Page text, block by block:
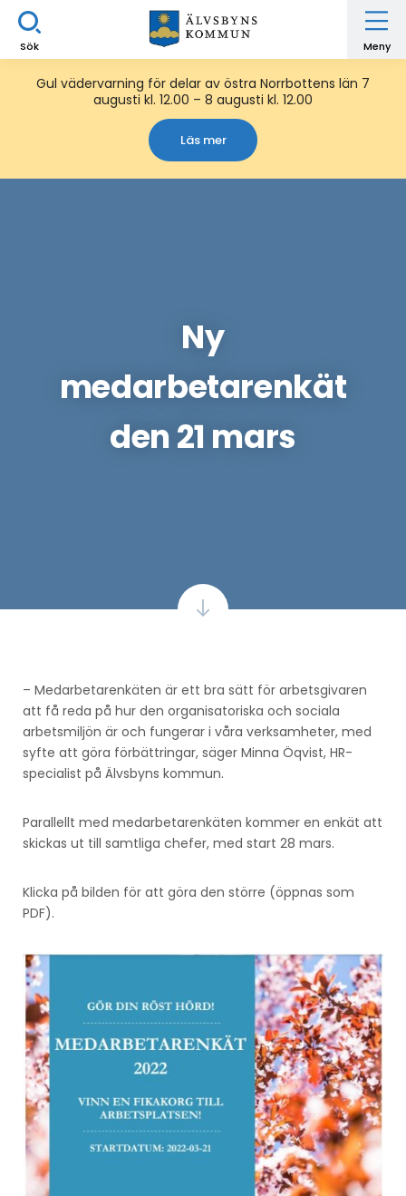
Sök Meny
Gul vädervarning för delar av östra Norrbottens län 7
augusti kl. 12.00 – 8 augusti kl. 12.00
Läs mer
Ny
medarbetarenkät
den 21 mars
– Medarbetarenkäten är ett bra sätt för arbetsgivaren
att få reda på hur den organisatoriska och sociala
arbetsmiljön är och fungerar i våra verksamheter, med
syfte att göra förbättringar, säger Minna Öqvist, HR-
specialist på Älvsbyns kommun.
Parallellt med medarbetarenkäten kommer en enkät att
skickas ut till samtliga chefer, med start 28 mars.
Klicka på bilden för att göra den större (öppnas som
PDF).